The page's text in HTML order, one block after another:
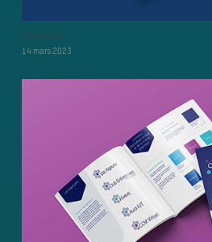
Colitrans
14 mars 2023